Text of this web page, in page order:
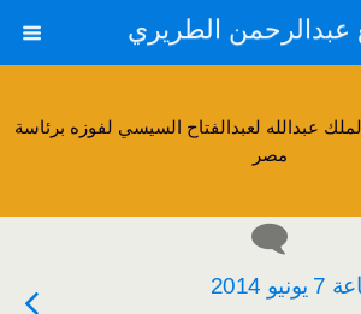
عبدالرحمن الطريري
عبدالله لعبدالفتاح السيسي لفوزه برئاسة
مصر